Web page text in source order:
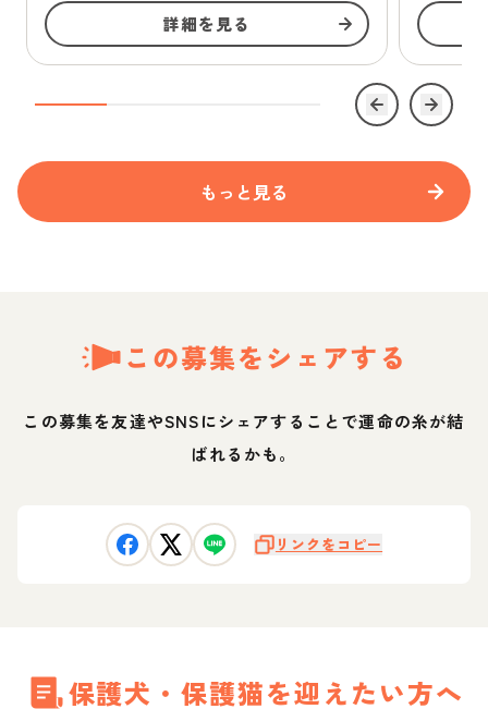
詳細を見る
もっと見る
この募集をシェアする
この募集を友達やSNSにシェアすることで運命の糸が結
ばれるかも。
リンクをコピー
保護犬・保護猫を迎えたい方へ